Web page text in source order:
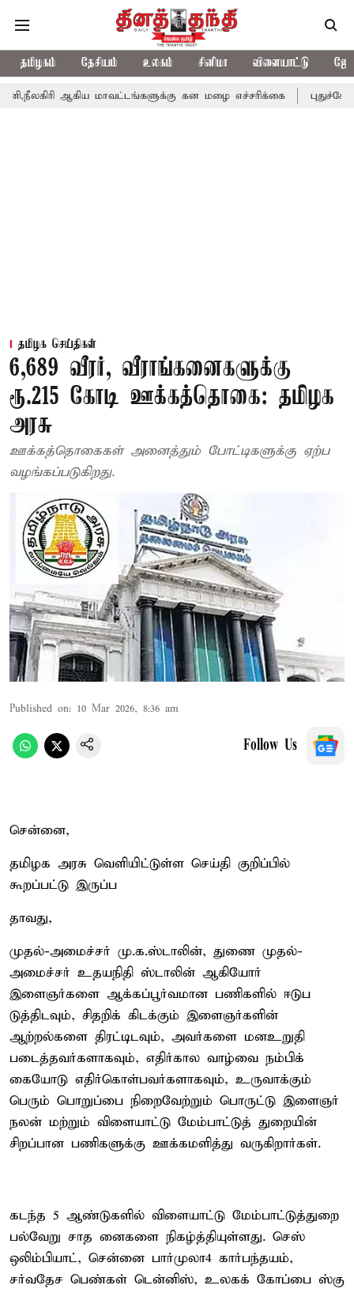
தமிழகம் தேசியம் உலகம் சினிமா விளையாட்டு
மாவட்டங்களுக்கு கன மழை எச்சரிக்கை புதுச்சேரி
தமிழக செய்திகள்
6,689 வீரர், வீராங்கனைகளுக்கு
ரூ.215 கோடி ஊக்கத்தொகை: தமிழக
அரசு
ஊக்கத்தொகைகள் அனைத்தும் போட்டிகளுக்கு ஏற்ப
வழங்கப்படுகிறது.
Published on: 10 Mar 2026, 8:36 am
Follow Us
சென்னை,
தமிழக அரசு வெளியிட்டுள்ள செய்தி குறிப்பில்
கூறப்பட்டு இருப்ப
தாவது,
முதல்-அமைச்சர் மு.க.ஸ்டாலின், துணை முதல்-
அமைச்சர் உதயநிதி ஸ்டாலின் ஆகியோர்
இளைஞர்களை ஆக்கப்பூர்வமான பணிகளில் ஈடுப
டுத்திடவும், சிதறிக் கிடக்கும் இளைஞர்களின்
ஆற்றல்களை திரட்டிடவும், அவர்களை மனஉறுதி
படைத்தவர்களாகவும், எதிர்கால வாழ்வை நம்பிக்
கையோடு எதிர்கொள்பவர்களாகவும், உருவாக்கும்
பெரும் பொறுப்பை நிறைவேற்றும் பொருட்டு இளைஞர்
நலன் மற்றும் விளையாட்டு மேம்பாட்டுத் துறையின்
சிறப்பான பணிகளுக்கு ஊக்கமளித்து வருகிறார்கள்.
கடந்த 5 ஆண்டுகளில் விளையாட்டு மேம்பாட்டுத்துறை
பல்வேறு சாத னைகளை நிகழ்த்தியுள்ளது. செஸ்
ஒலிம்பியாட், சென்னை பார்முலா4 கார்பந்தயம்,
சர்வதேச பெண்கள் டென்னிஸ், உலகக் கோப்பை ஸ்கு